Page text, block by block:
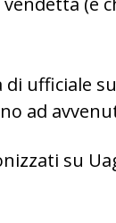
ufficiale
ad
su